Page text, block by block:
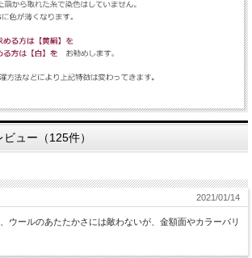
ュー（125件）
2021/01/14
ウールのあたたかさには敵わないが、金額面やカラーバリ